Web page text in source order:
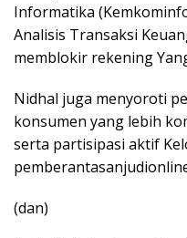
Informatika
Analisis Transaksi
memblokir rekening
Nidhal juga menyoroti
konsumen yang lebih
serta partisipasi aktif
(dan)